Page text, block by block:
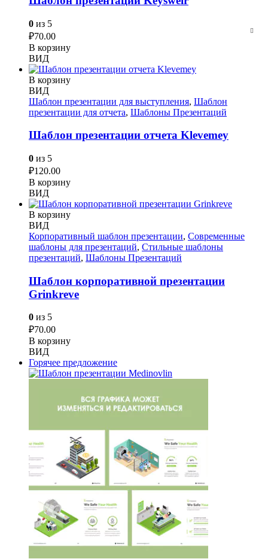
0 из 5
₽70.00
В корзину
ВИД
В корзину
ВИД
Шаблон презентации для выступления, Шаблон
презентации для отчета, Шаблоны Презентаций
Шаблон презентации отчета Klevemey
0 из 5
₽120.00
В корзину
ВИД
В корзину
ВИД
Корпоративный шаблон презентации, Современные
шаблоны для презентаций, Стильные шаблоны
презентаций, Шаблоны Презентаций
Шаблон корпоративной презентации
Grinkreve
0 из 5
₽70.00
В корзину
ВИД
Горячее предложение